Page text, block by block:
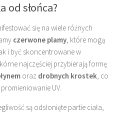
od słońca?
się na wiele różnych
czerwone plamy, które mogą
i być skoncentrowane w
najczęściej przybierają formę
oraz drobnych krostek, co
UV.
są odsłonięte partie ciała,